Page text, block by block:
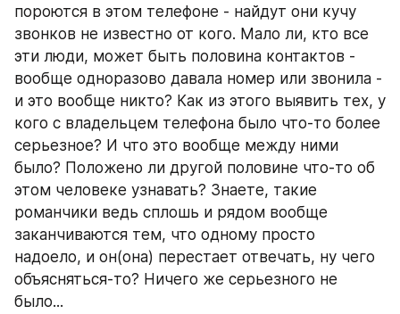
пороются в этом телефоне - найдут они кучу
звонков не известно от кого. Мало ли, кто все
эти люди, может быть половина контактов -
вообще одноразово давала номер или звонила -
и это вообще никто? Как из этого выявить тех, у
кого с владельцем телефона было что-то более
серьезное? И что это вообще между ними
было? Положено ли другой половине что-то об
этом человеке узнавать? Знаете, такие
романчики ведь сплошь и рядом вообще
заканчиваются тем, что одному просто
надоело, и он(она) перестает отвечать, ну чего
объясняться-то? Ничего же серьезного не
было...